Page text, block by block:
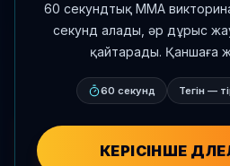
60 секундтық MMA
секунд алады, әр дұрыс
қайтарады. Қаншаға
60 секунд Тегін —
КЕРІСІНШЕ